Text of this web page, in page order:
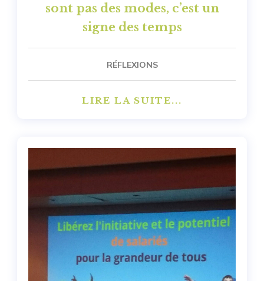
sont pas des modes, c’est un
signe des temps
RÉFLEXIONS
LIRE LA SUITE...